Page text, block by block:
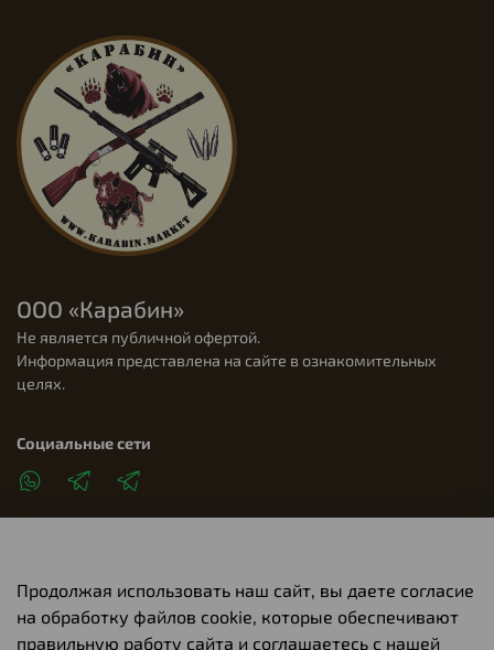
Клиентам
ООО «Карабин»
Не является публичной офертой.
Информация представлена на сайте в ознакомительных
целях.
Социальные сети
Продолжая использовать наш сайт, вы даете согласие
на обработку файлов cookie, которые обеспечивают
правильную работу сайта и соглашаетесь с нашей